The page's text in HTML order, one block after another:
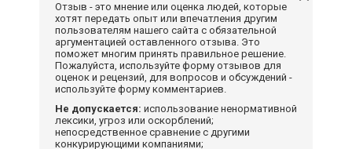
Отзыв - это мнение или оценка людей, которые
хотят передать опыт или впечатления другим
пользователям нашего сайта с обязательной
аргументацией оставленного отзыва. Это
поможет многим принять правильное решение.
Пожалуйста, используйте форму отзывов для
оценок и рецензий, для вопросов и обсуждений -
используйте форму комментариев.
Не допускается: использование ненормативной
лексики, угроз или оскорблений;
непосредственное сравнение с другими
конкурирующими компаниями;